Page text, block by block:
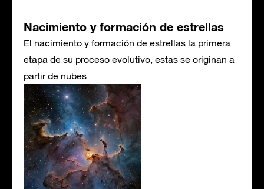
Nacimiento y formación de estrellas
El nacimiento y formación de estrellas la primera
etapa de su proceso evolutivo, estas se originan a
partir de nubes